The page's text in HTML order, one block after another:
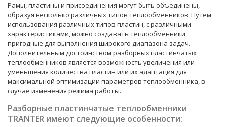
Рамы, пластины и присоединения могут быть объединены,
образуя несколько различных типов теплообменников. Путем
использования различных типов пластин, с различными
характеристиками, можно создавать теплообменники,
пригодные для выполнения широкого диапазона задач.
Дополнительным достоинством разборных пластинчатых
теплообменников является возможность увеличения или
уменьшения количества пластин или их адаптация для
максимальной оптимизации параметров теплообменника, в
случае изменения режима работы.
Разборные пластинчатые теплообменники
TRANTER имеют следующие особенности: